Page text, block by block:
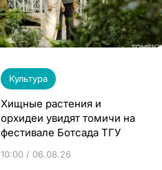
Культура
Хищные растения и
орхидеи увидят томичи на
фестивале Ботсада ТГУ
10:00 / 06.08.26